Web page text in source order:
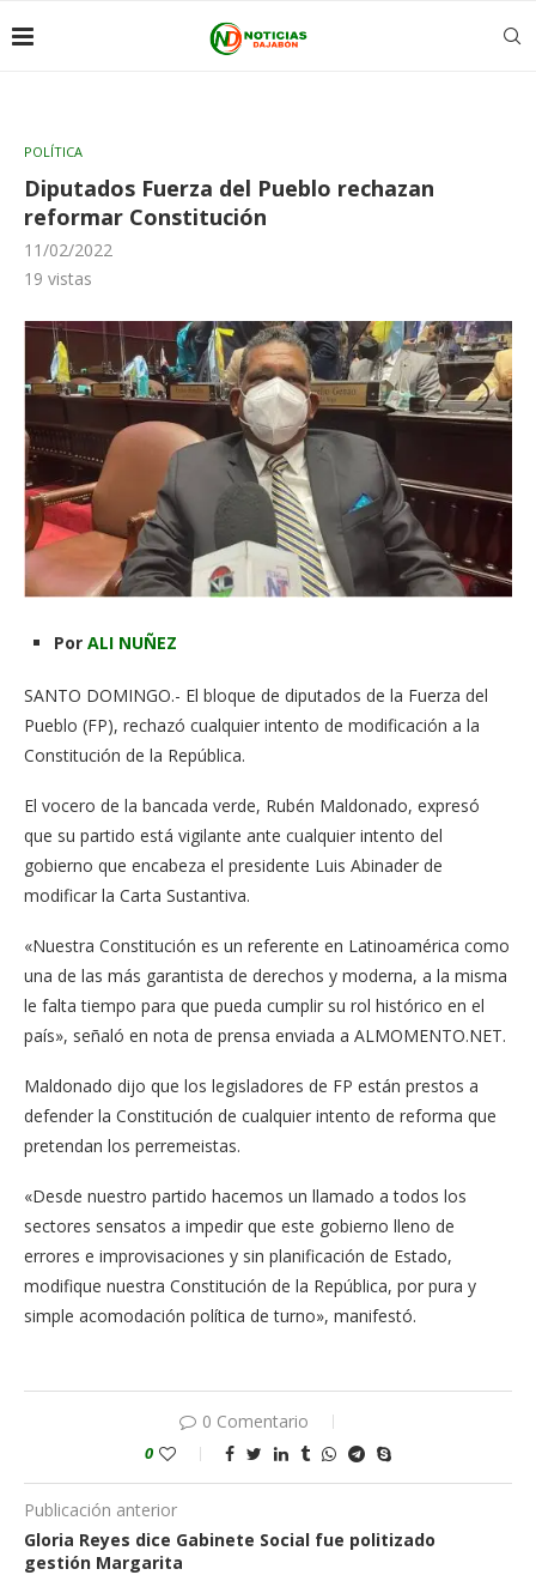
POLÍTICA
Diputados Fuerza del Pueblo rechazan
reformar Constitución
11/02/2022
19 vistas
Por ALI NUÑEZ
SANTO DOMINGO.- El bloque de diputados de la Fuerza del
Pueblo (FP), rechazó cualquier intento de modificación a la
Constitución de la República.
El vocero de la bancada verde, Rubén Maldonado, expresó
que su partido está vigilante ante cualquier intento del
gobierno que encabeza el presidente Luis Abinader de
modificar la Carta Sustantiva.
«Nuestra Constitución es un referente en Latinoamérica como
una de las más garantista de derechos y moderna, a la misma
le falta tiempo para que pueda cumplir su rol histórico en el
país», señaló en nota de prensa enviada a ALMOMENTO.NET.
Maldonado dijo que los legisladores de FP están prestos a
defender la Constitución de cualquier intento de reforma que
pretendan los perremeistas.
«Desde nuestro partido hacemos un llamado a todos los
sectores sensatos a impedir que este gobierno lleno de
errores e improvisaciones y sin planificación de Estado,
modifique nuestra Constitución de la República, por pura y
simple acomodación política de turno», manifestó.
0 Comentario
0
Publicación anterior
Gloria Reyes dice Gabinete Social fue politizado
gestión Margarita